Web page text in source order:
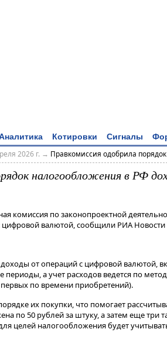
Котировки Сигналы
2026 г. → Правкомиссия одобрила
налогообложения в РФ
комиссия по законопроектной
валютой, сообщили РИА Новости
от операций с цифровой валютой,
периоды, а учет расходов ведется по
по времени приобретений).
их покупки, что помогает
по 50 рублей за штуку, а затем еще три
целей налогообложения будет